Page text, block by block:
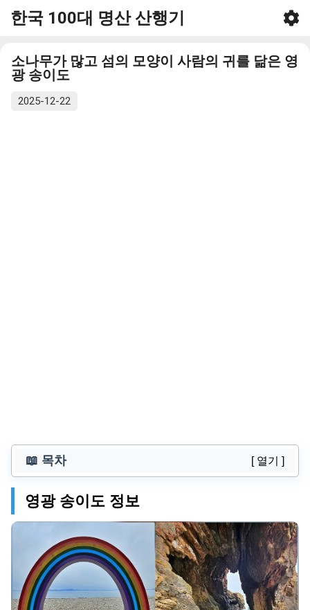
기본 콘텐츠로 건너뛰기
한국 100대 명산 산행기
소나무가 많고 섬의 모양이 사람의 귀를 닮은 영
광 송이도
2025-12-22
📖 목차 [ 열기 ]
영광 송이도 정보